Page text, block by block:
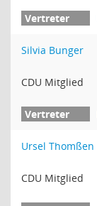
Silvia Bunger
CDU Mitglied
Ursel Thomßen
CDU Mitglied